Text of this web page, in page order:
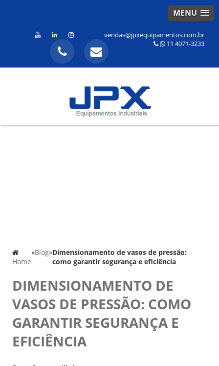
MENU
vendas@jpxequipamentos.com.br
11 4071-3233
Home
»Blog»Dimensionamento de vasos de pressão:
como garantir segurança e eficiência
DIMENSIONAMENTO DE
VASOS DE PRESSÃO: COMO
GARANTIR SEGURANÇA E
EFICIÊNCIA